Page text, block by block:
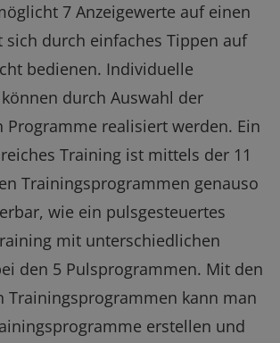
7 Anzeigewerte auf einen
sich durch einfaches Tippen auf
bedienen. Individuelle
durch Auswahl der
Programme realisiert werden. Ein
Training ist mittels der 11
Trainingsprogrammen genauso
wie ein pulsgesteuertes
mit unterschiedlichen
den 5 Pulsprogrammen. Mit den
Trainingsprogrammen kann man
erstellen und